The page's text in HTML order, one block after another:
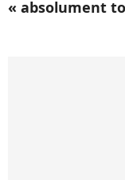
« absolument